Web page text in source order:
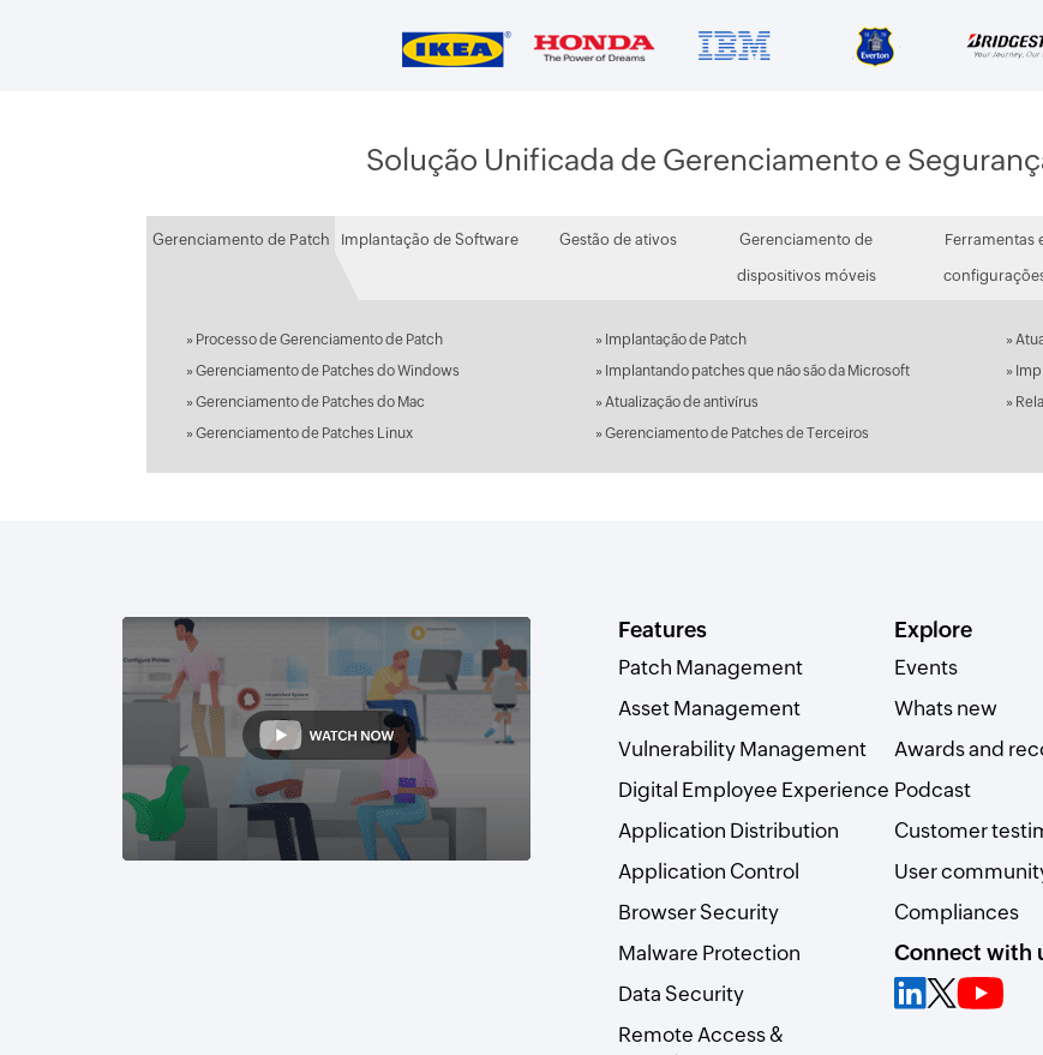
Solução Unificada de Gerenciamento e
Gerenciamento de Patch Implantação de Software Gestão de ativos
Gerenciamento de
dispositivos móveis
Ferramentas
» Processo de Gerenciamento de Patch
» Gerenciamento de Patches do Windows
» Gerenciamento de Patches do Mac
» Gerenciamento de Patches Linux
» Implantação de Patch
» Implantando patches que não são da Microsoft
» Atualização de antivírus
» Gerenciamento de Patches de Terceiros
»
»
»
Features
Patch Management
Asset Management
Vulnerability Management
Digital Employee Experience
Application Distribution
Application Control
Browser Security
Malware Protection
Data Security
Remote Access &
Explore
Events
Whats new
Awards and
Podcast
Customer
User
Compliances
Connect with